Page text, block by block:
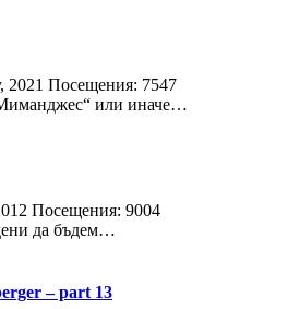
2021 Посещения: 7547
или иначе…
Посещения: 9004
да бъдем…
– part 13